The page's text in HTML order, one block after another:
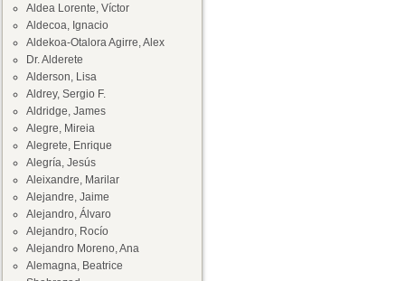
Aldea Lorente, Víctor
Aldecoa, Ignacio
Aldekoa-Otalora Agirre, Alex
Dr. Alderete
Alderson, Lisa
Aldrey, Sergio F.
Aldridge, James
Alegre, Mireia
Alegrete, Enrique
Alegría, Jesús
Aleixandre, Marilar
Alejandre, Jaime
Alejandro, Álvaro
Alejandro, Rocío
Alejandro Moreno, Ana
Alemagna, Beatrice